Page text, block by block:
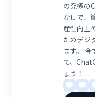
の究極の
なしで、
産性向上
たのデジ
ます。
て、
ょう！